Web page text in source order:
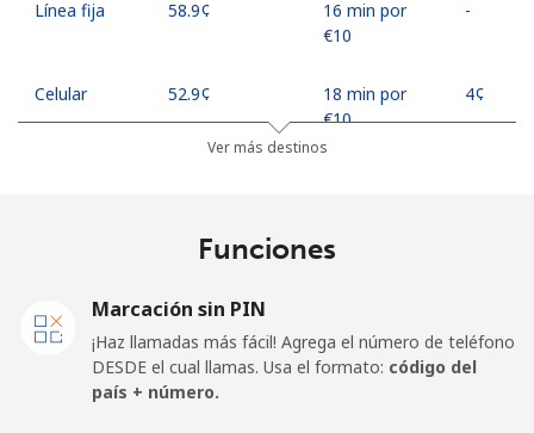
Línea fija ⁦58.9¢⁩
16 min por
⁦€10⁩
-
Celular ⁦52.9¢⁩
18 min por
⁦€10⁩
⁦4¢⁩
⁦29.5¢⁩
33 min por
Celular
⁦€10⁩
Ver más destinos
Funciones
Marcación sin PIN
¡Haz llamadas más fácil! Agrega el número de teléfono
DESDE el cual llamas. Usa el formato: código del
país + número.